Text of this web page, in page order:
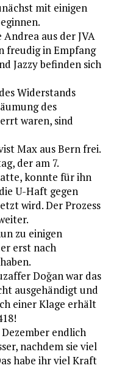
mit einigen
aus der JVA
freudig in Empfang
Jazzy befinden sich
Widerstands
des
waren, sind
Max aus Bern frei.
der am 7.
konnte für ihn
U-Haft gegen
wird. Der Prozess
zu einigen
erst nach
Doğan war das
ausgehändigt und
einer Klage erhält
endlich
nachdem sie viel
habe ihr viel Kraft